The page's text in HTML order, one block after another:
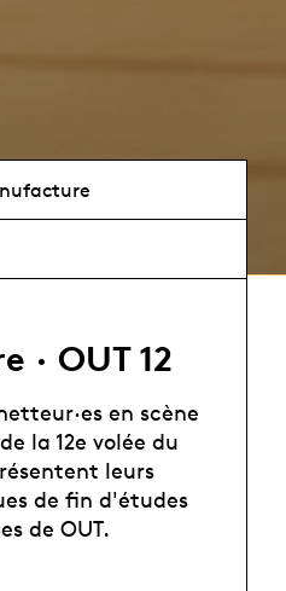
· OUT 12
en scène
la 12e volée du
leurs
de fin d'études
de OUT.